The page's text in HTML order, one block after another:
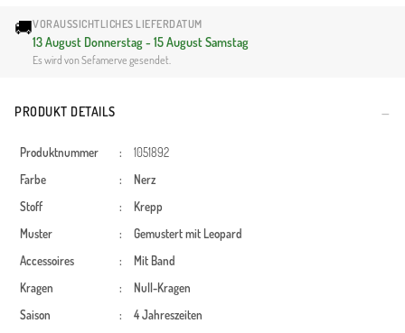
🚚VORAUSSICHTLICHES LIEFERDATUM
13 August Donnerstag - 15 August Samstag
Es wird von Sefamerve gesendet.
PRODUKT DETAILS
Produktnummer :
1051892
Farbe
:
Nerz
Stoff
:
Krepp
Muster
: Gemustertmit Leopard
Accessoires
:
Mit Band
Kragen
:
Null-Kragen
Saison
:
4 Jahreszeiten